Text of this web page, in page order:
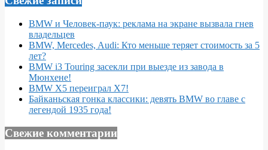
BMW и Человек-паук: реклама на экране вызвала гнев
владельцев
BMW, Mercedes, Audi: Кто меньше теряет стоимость за 5
лет?
BMW i3 Touring засекли при выезде из завода в
Мюнхене!
BMW X5 переиграл X7!
Байканьская гонка классики: девять BMW во главе с
легендой 1935 года!
Свежие комментарии